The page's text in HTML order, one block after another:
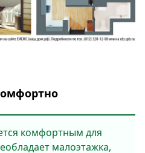
ком­фортным для
малоэтажка,